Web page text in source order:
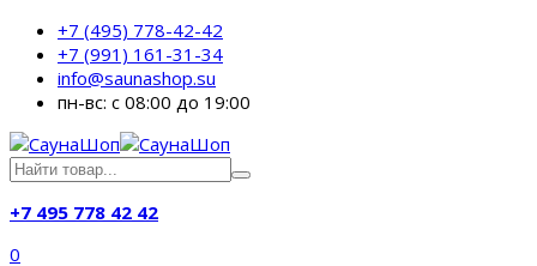
+7 (495) 778-42-42
+7 (991) 161-31-34
info@saunashop.su
пн-вс: с 08:00 до 19:00
+7 495 778 42 42
0